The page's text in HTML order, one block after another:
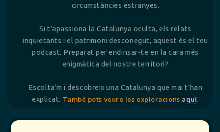
circumstàncies estranyes.
Si t’apassiona la Catalunya oculta, els relats
inquietants i el patrimoni desconegut, aquest és el teu
podcast. Preparat per endinsar-te en la cara més
enigmàtica del nostre territori?
Escolta’m i descobreix una Catalunya que mai t’han
explicat. També pots veure les exploracions aquí.